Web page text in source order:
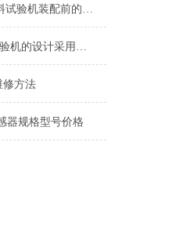
WE-1000B型材料试验机装配前的要求及安装方法
贵州电子万能试验机的设计采用国外的先进控制理念
修方法
器规格型号价格